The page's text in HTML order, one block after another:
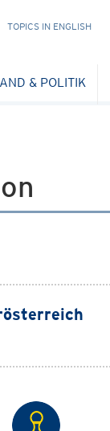
TOPICS IN ENGLISH
& POLITIK